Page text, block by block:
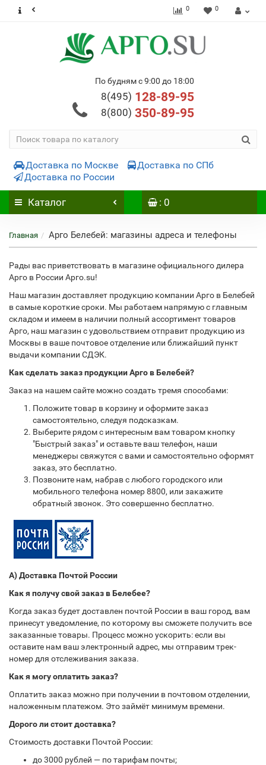
0 0
По будням с 9:00 до 18:00
8(495) 128-89-95
8(800) 350-89-95
Доставка по Москве
Доставка по СПб
Доставка по России
Каталог : 0
Главная Арго Белебей: магазины адреса и телефоны
Рады вас приветствовать в магазине официального дилера
Арго в России Арго.su!
Наш магазин доставляет продукцию компании Арго в Белебей
в самые короткие сроки. Мы работаем напрямую с главным
складом и имеем в наличии полный ассортимент товаров
Арго, наш магазин с удовольствием отправит продукцию из
Москвы в ваше почтовое отделение или ближайший пункт
выдачи компании СДЭК.
Как сделать заказ продукции Арго в Белебей?
Заказ на нашем сайте можно создать тремя способами:
Положите товар в корзину и оформите заказ
самостоятельно, следуя подсказкам.
Выберите рядом с интересным вам товаром кнопку
"Быстрый заказ" и оставьте ваш телефон, наши
менеджеры свяжутся с вами и самостоятельно оформят
заказ, это бесплатно.
Позвоните нам, набрав с любого городского или
мобильного телефона номер 8800, или закажите
обратный звонок. Это совершенно бесплатно.
А) Доставка Почтой России
Как я получу свой заказ в Белебее?
Когда заказ будет доставлен почтой России в ваш город, вам
принесут уведомление, по которому вы сможете получить все
заказанные товары. Процесс можно ускорить: если вы
оставите нам ваш электронный адрес, мы отправим трек-
номер для отслеживания заказа.
Как я могу оплатить заказ?
Оплатить заказ можно при получении в почтовом отделении,
наложенным платежом. Это займёт минимум времени.
Дорого ли стоит доставка?
Стоимость доставки Почтой России:
до 3000 рублей — по тарифам почты;